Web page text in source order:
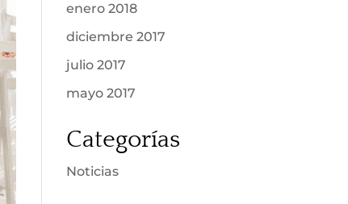
enero 2018
diciembre 2017
julio 2017
mayo 2017
Categorías
Noticias